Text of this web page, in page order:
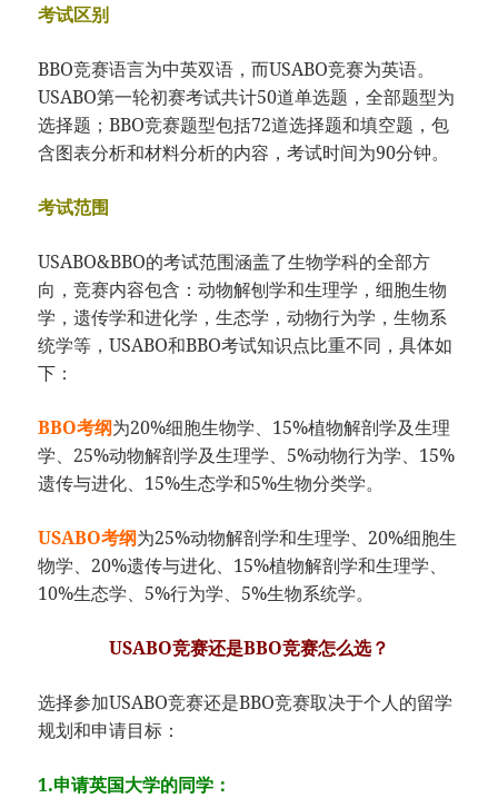
考试区别
BBO竞赛语言为中英双语，而USABO竞赛为英语。
USABO第一轮初赛考试共计50道单选题，全部题型为
选择题；BBO竞赛题型包括72道选择题和填空题，包
含图表分析和材料分析的内容，考试时间为90分钟。
考试范围
USABO&BBO的考试范围涵盖了生物学科的全部方
向，竞赛内容包含：动物解刨学和生理学，细胞生物
学，遗传学和进化学，生态学，动物行为学，生物系
统学等，USABO和BBO考试知识点比重不同，具体如
下：
BBO考纲为20%细胞生物学、15%植物解剖学及生理
学、25%动物解剖学及生理学、5%动物行为学、15%
遗传与进化、15%生态学和5%生物分类学。
USABO考纲为25%动物解剖学和生理学、20%细胞生
物学、20%遗传与进化、15%植物解剖学和生理学、
10%生态学、5%行为学、5%生物系统学。
USABO竞赛还是BBO竞赛怎么选？
选择参加USABO竞赛还是BBO竞赛取决于个人的留学
规划和申请目标：
1.申请英国大学的同学：